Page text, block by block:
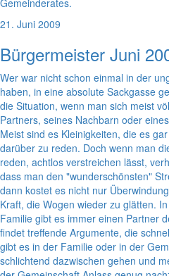
21. Juni 2009
Bürgermeister Juni
Wer war nicht schon einmal in der
haben, in eine absolute Sackgasse
die Situation, wenn man sich meist
Partners, seines Nachbarn oder
Meist sind es Kleinigkeiten, die es
darüber zu reden. Doch wenn man
reden, achtlos verstreichen lässt,
dass man den "wunderschönsten"
dann kostet es nicht nur
Kraft, die Wogen wieder zu glätten.
Familie gibt es immer einen Partner
findet treffende Argumente, die
gibt es in der Familie oder in der
schlichtend dazwischen gehen und